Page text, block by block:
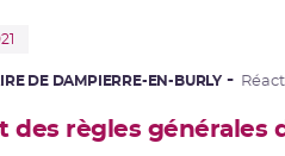
DE DAMPIERRE-EN-BURLY
des règles générales